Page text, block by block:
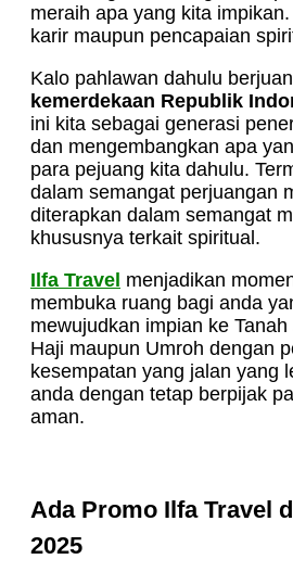
meraih apa yang kita
karir maupun pencapaian
Kalo pahlawan dahulu
kemerdekaan Republik
ini kita sebagai generasi
dan mengembangkan apa
para pejuang kita dahulu.
dalam semangat perjuangan
diterapkan dalam semangat
khususnya terkait spiritual.
Ilfa Travel menjadikan
membuka ruang bagi anda
mewujudkan impian ke
Haji maupun Umroh dengan
kesempatan yang jalan yang
anda dengan tetap berpijak
aman.
Ada Promo Ilfa Travel
2025